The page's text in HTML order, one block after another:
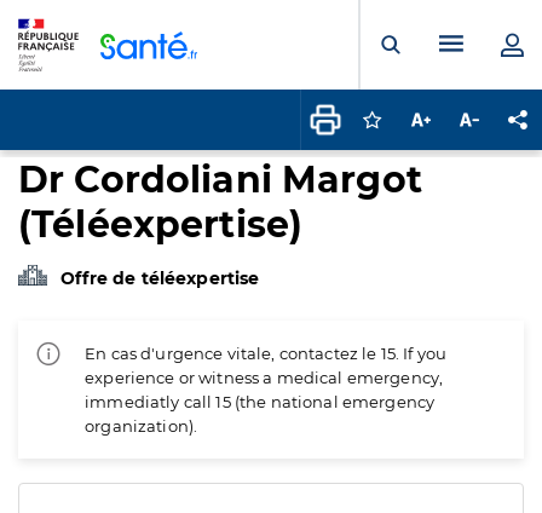
Ouvrir laMenu
Connectez-vous
Augmenter la
Dr Cordoliani Margot
(Téléexpertise)
Offre de téléexpertise
En cas d'urgence vitale, contactez le 15. If you
experience or witness a medical emergency,
immediatly call 15 (the national emergency
organization).